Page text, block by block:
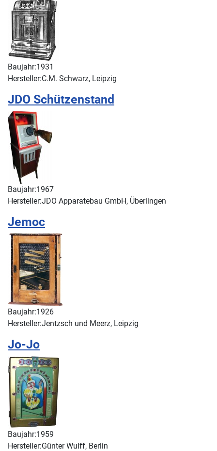
Baujahr:1931
Hersteller:C.M. Schwarz, Leipzig
JDO Schützenstand
Baujahr:1967
Hersteller:JDO Apparatebau GmbH, Überlingen
Jemoc
Baujahr:1926
Hersteller:Jentzsch und Meerz, Leipzig
Jo-Jo
Baujahr:1959
Hersteller:Günter Wulff, Berlin